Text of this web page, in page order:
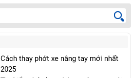
Cách thay phớt xe nâng tay mới nhất
2025